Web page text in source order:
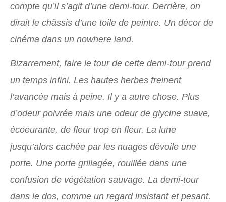
compte qu’il s’agit d’une demi-tour. Derrière, on
dirait le châssis d’une toile de peintre. Un décor de
cinéma dans un nowhere land.
Bizarrement, faire le tour de cette demi-tour prend
un temps infini. Les hautes herbes freinent
l’avancée mais à peine. Il y a autre chose. Plus
d’odeur poivrée mais une odeur de glycine suave,
écoeurante, de fleur trop en fleur. La lune
jusqu’alors cachée par les nuages dévoile une
porte. Une porte grillagée, rouillée dans une
confusion de végétation sauvage. La demi-tour
dans le dos, comme un regard insistant et pesant.